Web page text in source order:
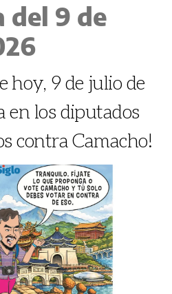
del 9 de
hoy, 9 de julio de
en los diputados
contra Camacho!